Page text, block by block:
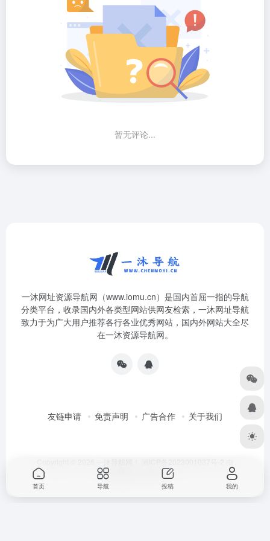
暂无评论...
一沐网址资源导航网（www.iomu.cn）是国内首屈一指的导航
分类平台，收录国内外各类型网站供网友检索，一沐网址导航
致力于为广大用户推荐各行各业优秀网站，国内外网站大全尽
在一沐资源导航网。
友链申请 免责声明 广告合作 关于我们
OneNav 强力驱动
首页 导航 投稿 我的